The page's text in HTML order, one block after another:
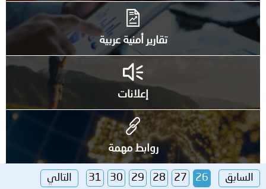
تقارير أمنية عربية
إعلانات
روابط مهمة
السابق 26
27
28
29
30
31 التالي